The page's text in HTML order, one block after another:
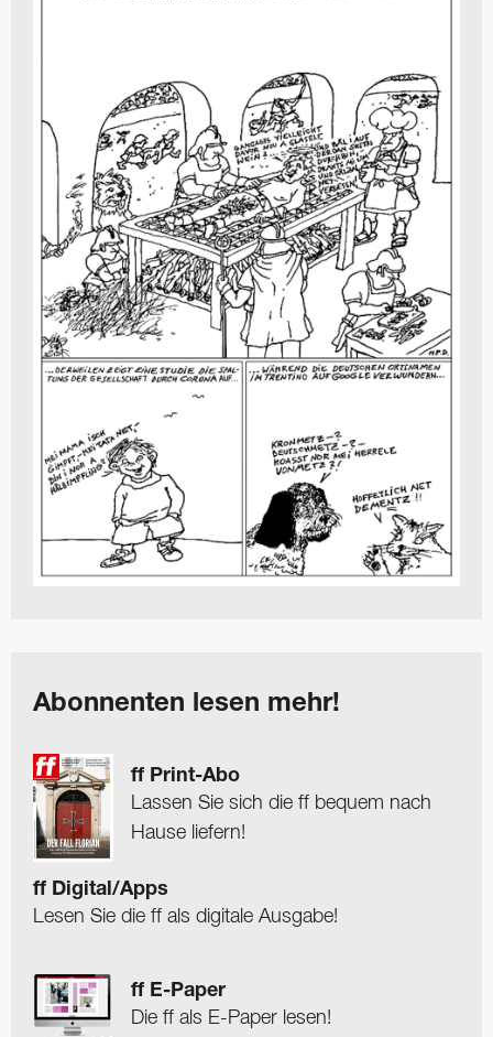
Abonnenten lesen mehr!
ff Print-Abo
Lassen Sie sich die ff bequem nach
Hause liefern!
ff Digital/Apps
Lesen Sie die ff als digitale Ausgabe!
ff E-Paper
Die ff als E-Paper lesen!